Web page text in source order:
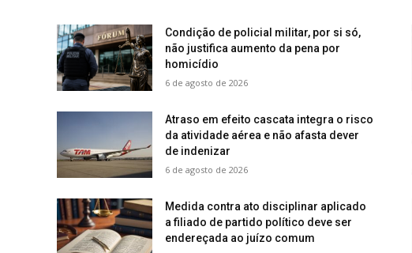
Condição de policial militar, por si só,
não justifica aumento da pena por
homicídio
6 de agosto de 2026
Atraso em efeito cascata integra o risco
da atividade aérea e não afasta dever
de indenizar
6 de agosto de 2026
Medida contra ato disciplinar aplicado
a filiado de partido político deve ser
endereçada ao juízo comum